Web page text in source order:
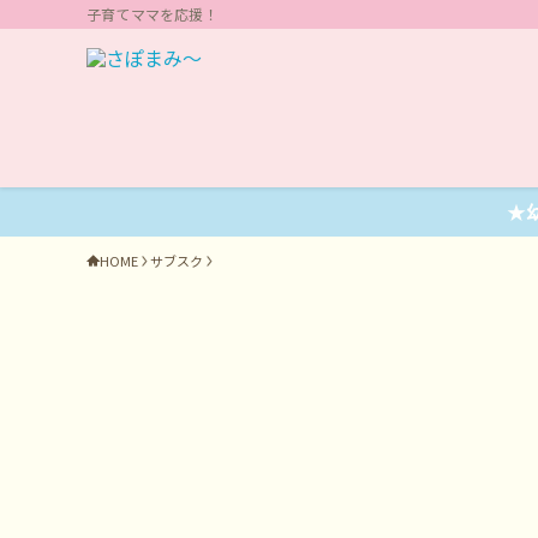
子育てママを応援！
★
HOME サブスク